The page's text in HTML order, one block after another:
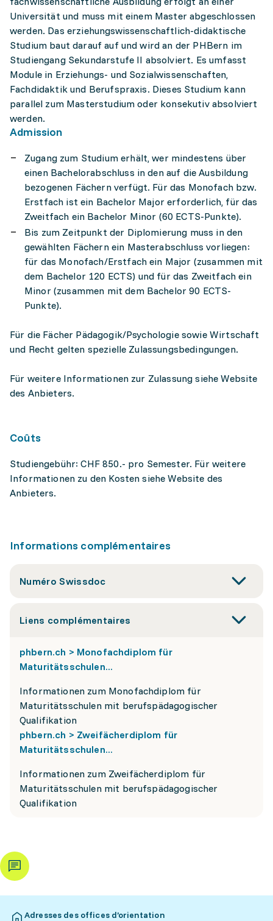
Universität und muss mit einem Master abgeschlossen
werden. Das erziehungswissenschaftlich-didaktische
Studium baut darauf auf und wird an der PHBern im
Studiengang Sekundarstufe II absolviert. Es umfasst
Module in Erziehungs- und Sozialwissenschaften,
Fachdidaktik und Berufspraxis. Dieses Studium kann
parallel zum Masterstudium oder konsekutiv absolviert
werden.
Admission
Zugang zum Studium erhält, wer mindestens über
einen Bachelorabschluss in den auf die Ausbildung
bezogenen Fächern verfügt. Für das Monofach bzw.
Erstfach ist ein Bachelor Major erforderlich, für das
Zweitfach ein Bachelor Minor (60 ECTS-Punkte).
Bis zum Zeitpunkt der Diplomierung muss in den
gewählten Fächern ein Masterabschluss vorliegen:
für das Monofach/Erstfach ein Major (zusammen mit
dem Bachelor 120 ECTS) und für das Zweitfach ein
Minor (zusammen mit dem Bachelor 90 ECTS-
Punkte).
Für die Fächer Pädagogik/Psychologie sowie Wirtschaft
und Recht gelten spezielle Zulassungsbedingungen.
Für weitere Informationen zur Zulassung siehe Website
des Anbieters.
Coûts
Studiengebühr: CHF 850.- pro Semester. Für weitere
Informationen zu den Kosten siehe Website des
Anbieters.
Informations complémentaires
Numéro Swissdoc
Liens complémentaires
phbern.ch > Monofachdiplom für
Maturitätsschulen...
Informationen zum Monofachdiplom für
Maturitätsschulen mit berufspädagogischer
Qualifikation
phbern.ch > Zweifächerdiplom für
Maturitätsschulen...
Informationen zum Zweifächerdiplom für
Maturitätsschulen mit berufspädagogischer
Qualifikation
Adresses des offices d’orientation